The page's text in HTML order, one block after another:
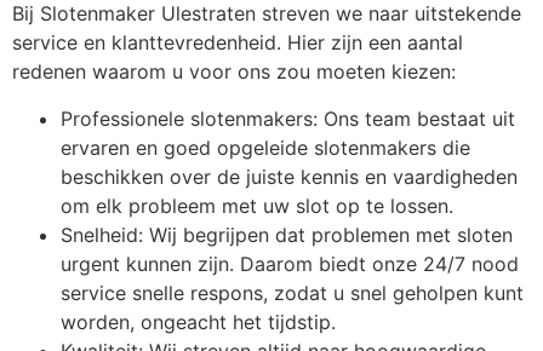
Bij Slotenmaker Ulestraten streven we naar uitstekende
service en klanttevredenheid. Hier zijn een aantal
redenen waarom u voor ons zou moeten kiezen:
Professionele slotenmakers: Ons team bestaat uit
ervaren en goed opgeleide slotenmakers die
beschikken over de juiste kennis en vaardigheden
om elk probleem met uw slot op te lossen.
Snelheid: Wij begrijpen dat problemen met sloten
urgent kunnen zijn. Daarom biedt onze 24/7 nood
service snelle respons, zodat u snel geholpen kunt
worden, ongeacht het tijdstip.